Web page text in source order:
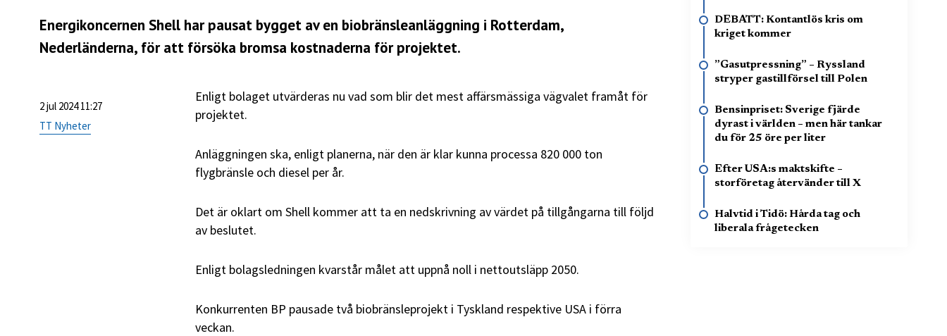
Energikoncernen Shell har pausat bygget av en biobränsleanläggning i Rotterdam,
Nederländerna, för att försöka bromsa kostnaderna för projektet.
2 jul 2024 11:27
TT Nyheter
Enligt bolaget utvärderas nu vad som blir det mest affärsmässiga vägvalet framåt för
projektet.
Anläggningen ska, enligt planerna, när den är klar kunna processa 820 000 ton
flygbränsle och diesel per år.
Det är oklart om Shell kommer att ta en nedskrivning av värdet på tillgångarna till följd
av beslutet.
Enligt bolagsledningen kvarstår målet att uppnå noll i nettoutsläpp 2050.
Konkurrenten BP pausade två biobränsleprojekt i Tyskland respektive USA i förra
veckan.
DEBATT: Kontantlös kris om
kriget kommer
”Gasutpressning” – Ryssland
stryper gastillförsel till Polen
Bensinpriset: Sverige fjärde
dyrast i världen – men här tankar
du för 25 öre per liter
Efter USA:s maktskifte –
storföretag återvänder till X
Halvtid i Tidö: Hårda tag och
liberala frågetecken